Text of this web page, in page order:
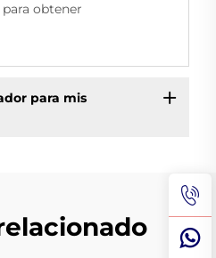
obtener
para mis